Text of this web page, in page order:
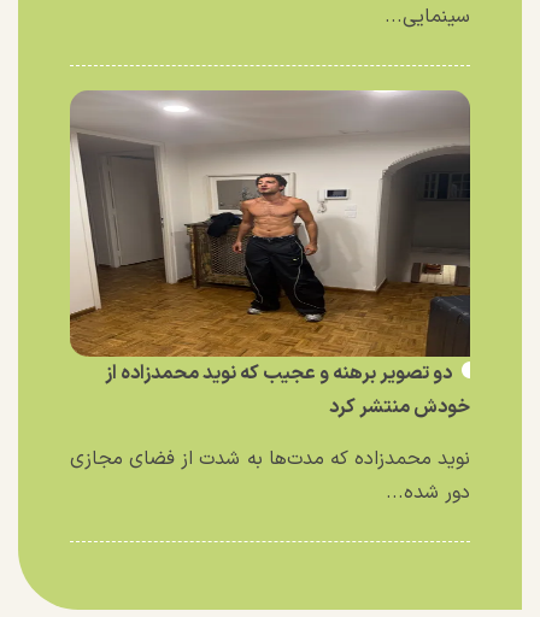
سینمایی...
دو تصویر برهنه و عجیب که نوید محمدزاده از
خودش منتشر کرد
نوید محمدزاده که مدت‌ها به شدت از فضای مجازی
دور شده...